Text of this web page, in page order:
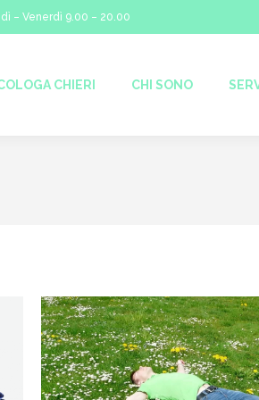
– Venerdì 9.00 – 20.00
CHIERI CHI SONO